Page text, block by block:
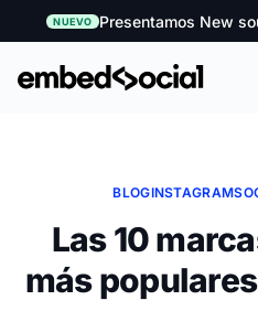
NUEVO Presentamos New
BLOGINSTAGRAM
Las 10
más